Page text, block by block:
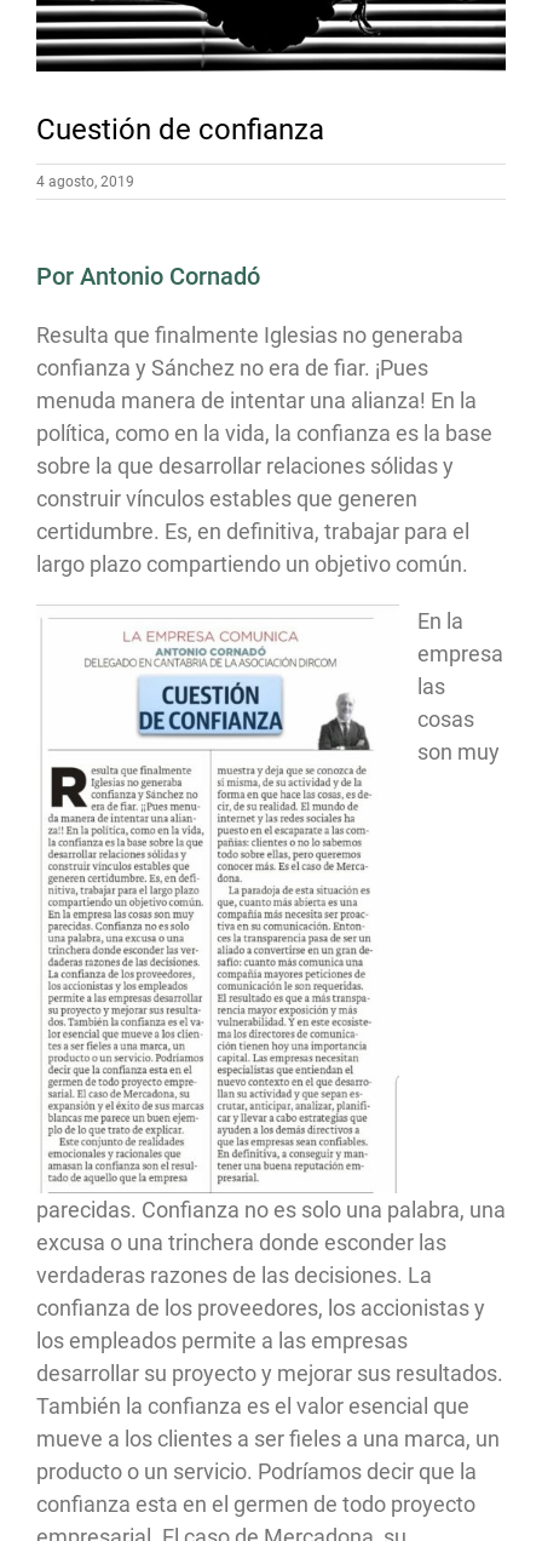
Cuestión de confianza
4 agosto, 2019
Por Antonio Cornadó
Resulta que finalmente Iglesias no generaba
confianza y Sánchez no era de fiar. ¡Pues
menuda manera de intentar una alianza! En la
política, como en la vida, la confianza es la base
sobre la que desarrollar relaciones sólidas y
construir vínculos estables que generen
certidumbre. Es, en definitiva, trabajar para el
largo plazo compartiendo un objetivo común.
En la
empresa
las
cosas
son muy
parecidas. Confianza no es solo una palabra, una
excusa o una trinchera donde esconder las
verdaderas razones de las decisiones. La
confianza de los proveedores, los accionistas y
los empleados permite a las empresas
desarrollar su proyecto y mejorar sus resultados.
También la confianza es el valor esencial que
mueve a los clientes a ser fieles a una marca, un
producto o un servicio. Podríamos decir que la
confianza esta en el germen de todo proyecto